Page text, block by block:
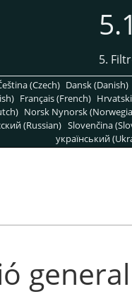
5.
(Czech) Dansk (Danish)
Français (French)
Norsk Nynorsk
(Russian) Slovenčina
український
general